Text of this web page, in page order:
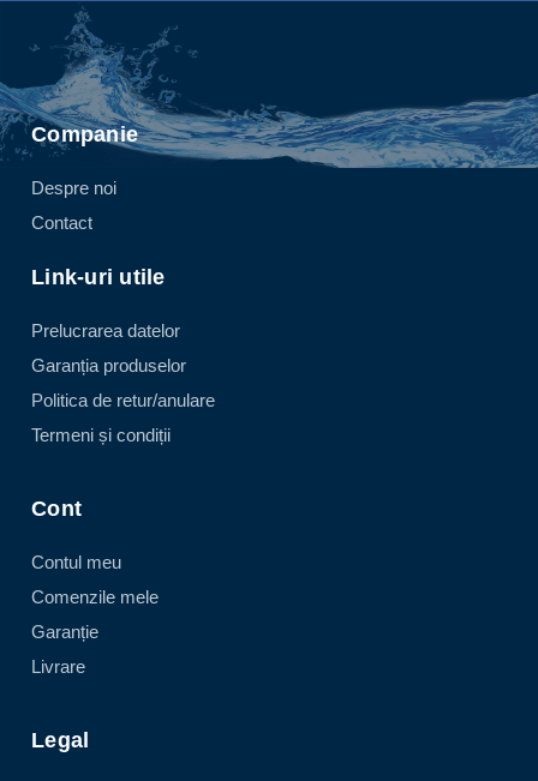
Companie
Despre noi
Contact
Link-uri utile
Prelucrarea datelor
Garanția produselor
Politica de retur/anulare
Termeni și condiții
Cont
Contul meu
Comenzile mele
Garanție
Livrare
Legal